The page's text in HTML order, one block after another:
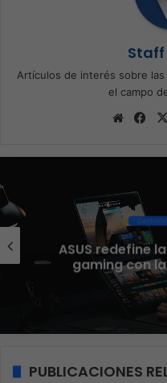
Artículos de interés sobre
el campo
Sitio
El 73% de las
aseguran
PUBLICACIONES